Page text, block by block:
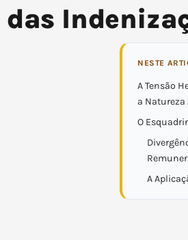
das
NESTE
A Tensão
a
O
A